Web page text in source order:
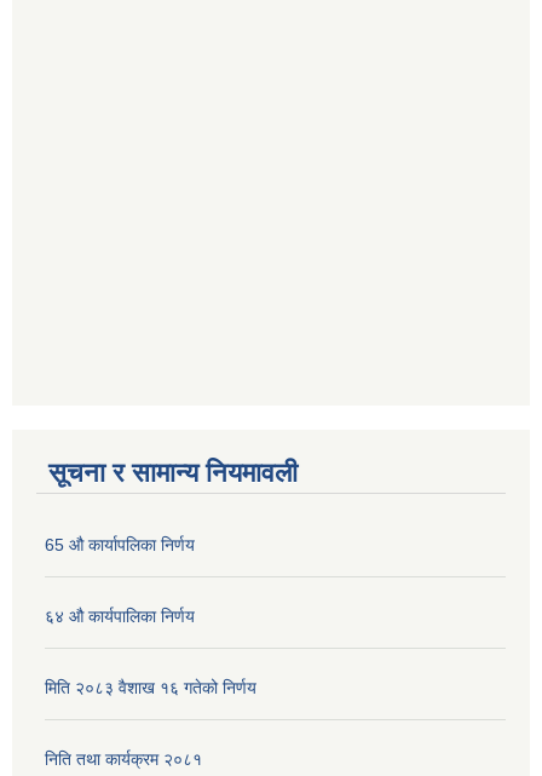
सूचना र सामान्य नियमावली
65 औ कार्यापलिका निर्णय
६४ औ कार्यपालिका निर्णय
मिति २०८३ वैशाख १६ गतेको निर्णय
निति तथा कार्यक्रम २०८१